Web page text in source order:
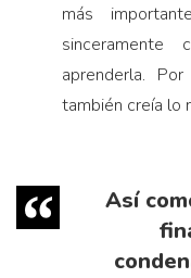
más
sinceramente
aprenderla.
también creía lo
Así